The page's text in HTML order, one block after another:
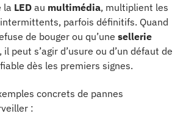
la LED au multimédia, multiplient les
parfois définitifs. Quand
de bouger ou qu’une sellerie
peut s’agir d’usure ou d’un défaut de
dès les premiers signes.
concrets de pannes
: